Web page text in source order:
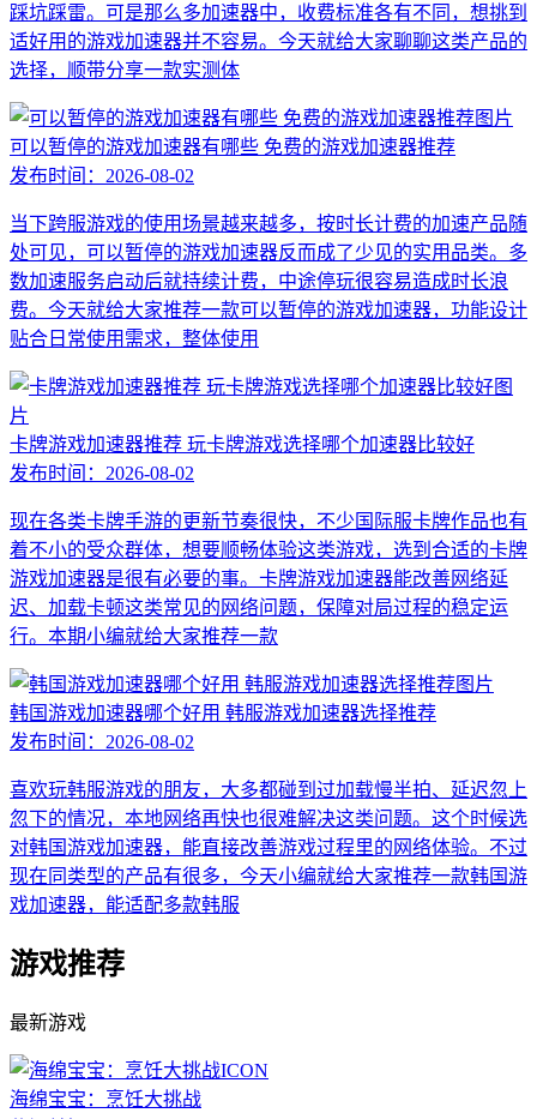
踩坑踩雷。可是那么多加速器中，收费标准各有不同，想挑到
适好用的游戏加速器并不容易。今天就给大家聊聊这类产品的
选择，顺带分享一款实测体
可以暂停的游戏加速器有哪些 免费的游戏加速器推荐
发布时间： 2026-08-02
当下跨服游戏的使用场景越来越多，按时长计费的加速产品随
处可见，可以暂停的游戏加速器反而成了少见的实用品类。多
数加速服务启动后就持续计费，中途停玩很容易造成时长浪
费。今天就给大家推荐一款可以暂停的游戏加速器，功能设计
贴合日常使用需求，整体使用
卡牌游戏加速器推荐 玩卡牌游戏选择哪个加速器比较好
发布时间： 2026-08-02
现在各类卡牌手游的更新节奏很快，不少国际服卡牌作品也有
着不小的受众群体，想要顺畅体验这类游戏，选到合适的卡牌
游戏加速器是很有必要的事。卡牌游戏加速器能改善网络延
迟、加载卡顿这类常见的网络问题，保障对局过程的稳定运
行。本期小编就给大家推荐一款
韩国游戏加速器哪个好用 韩服游戏加速器选择推荐
发布时间： 2026-08-02
喜欢玩韩服游戏的朋友，大多都碰到过加载慢半拍、延迟忽上
忽下的情况，本地网络再快也很难解决这类问题。这个时候选
对韩国游戏加速器，能直接改善游戏过程里的网络体验。不过
现在同类型的产品有很多，今天小编就给大家推荐一款韩国游
戏加速器，能适配多款韩服
游戏推荐
最新游戏
海绵宝宝：烹饪大挑战